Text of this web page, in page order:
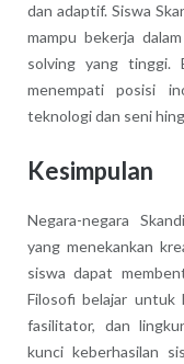
dan adaptif. Siswa
mampu bekerja
solving yang tinggi.
menempati posisi
teknologi dan seni
Kesimpulan
Negara-negara
yang menekankan
siswa dapat
Filosofi belajar untuk
fasilitator, dan
kunci keberhasilan